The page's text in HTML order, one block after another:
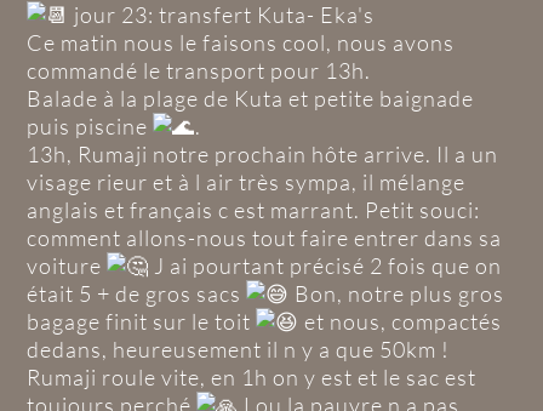
jour 23: transfert Kuta- Eka's
Ce matin nous le faisons cool, nous avons
commandé le transport pour 13h.
Balade à la plage de Kuta et petite baignade
puis piscine
.
13h, Rumaji notre prochain hôte arrive. Il a un
visage rieur et à l air très sympa, il mélange
anglais et français c est marrant. Petit souci:
comment allons-nous tout faire entrer dans sa
voiture
J ai pourtant précisé 2 fois que on
était 5 + de gros sacs
Bon, notre plus gros
bagage finit sur le toit
et nous, compactés
dedans, heureusement il n y a que 50km !
Rumaji roule vite, en 1h on y est et le sac est
toujours perché
Lou la pauvre n a pas